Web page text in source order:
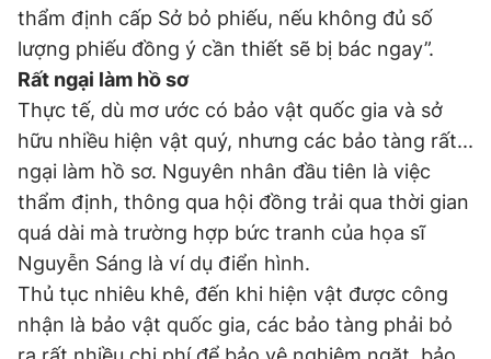
thẩm định cấp Sở bỏ phiếu, nếu không đủ số
lượng phiếu đồng ý cần thiết sẽ bị bác ngay”.
Rất ngại làm hồ sơ
Thực tế, dù mơ ước có bảo vật quốc gia và sở
hữu nhiều hiện vật quý, nhưng các bảo tàng rất...
ngại làm hồ sơ. Nguyên nhân đầu tiên là việc
thẩm định, thông qua hội đồng trải qua thời gian
quá dài mà trường hợp bức tranh của họa sĩ
Nguyễn Sáng là ví dụ điển hình.
Thủ tục nhiêu khê, đến khi hiện vật được công
nhận là bảo vật quốc gia, các bảo tàng phải bỏ